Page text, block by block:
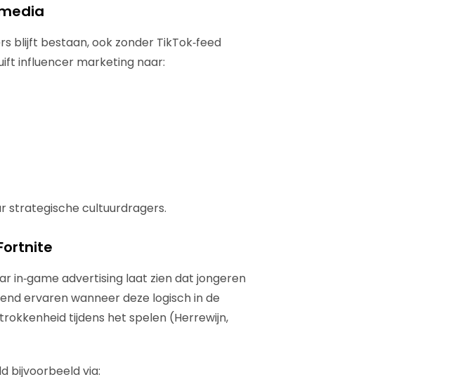
blijft bestaan, ook zonder TikTok‑feed
influencer marketing naar:
strategische cultuurdragers.
in‑game advertising laat zien dat jongeren
ervaren wanneer deze logisch in de
tijdens het spelen (Herrewijn,
bijvoorbeeld via: